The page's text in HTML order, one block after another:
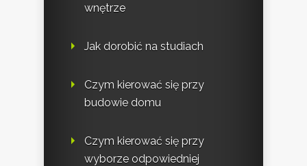
wnętrze
Jak dorobić na studiach
Czym kierować się przy
budowie domu
Czym kierować się przy
wyborze odpowiedniej